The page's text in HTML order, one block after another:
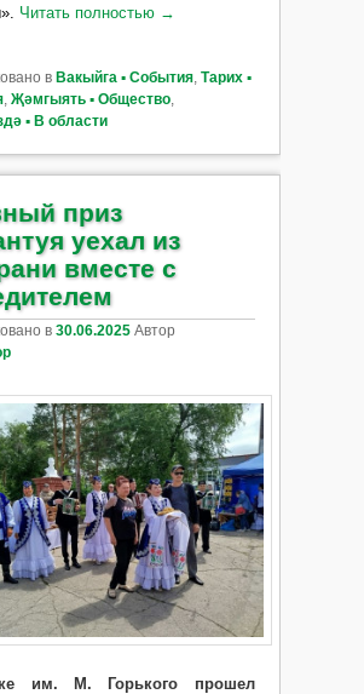
Читать полностью →
в Вакыйга ▪ События, Тарих ▪
, Җәмгыять ▪ Общество,
▪ В области
приз
уехал из
вместе с
в 30.06.2025 Автор
им. М. Горького прошел